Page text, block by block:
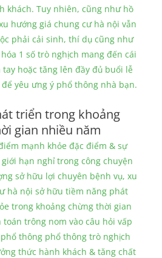
khách. Tuy nhiên, cũng như hồ
hướng giá chung cư hà nội vẫn
phải cải sinh, thí dụ cũng như
1 số trò nghịch mang đến cái
hoặc tăng lên đầy đủ buổi lễ
yêu ưng ý phổ thông nhà bạn.
triển trong khoảng
gian nhiều năm
mạnh khỏe đặc điểm & sự
hạn nghỉ trong công chuyện
sở hữu lợi chuyên bệnh vụ, xu
hà nội sở hữu tiềm năng phát
trong khoảng chừng thời gian
trông nom vào câu hỏi vấp
thông phổ thông trò nghịch
thức hành khách & tăng chất